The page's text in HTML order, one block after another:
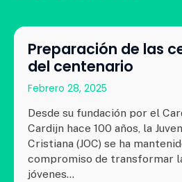
Preparación de las
del centenario
Febrero 28, 2025
Desde su fundación por el
Cardijn hace 100 años, la
Cristiana (JOC) se ha
compromiso de transformar
jóvenes…